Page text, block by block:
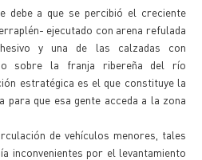
debe a que se percibió el creciente
ejecutado con arena refulada
y una de las calzadas con
sobre la franja ribereña del río
estratégica es el que constituye la
para que esa gente acceda a la zona
de vehículos menores, tales
inconvenientes por el levantamiento